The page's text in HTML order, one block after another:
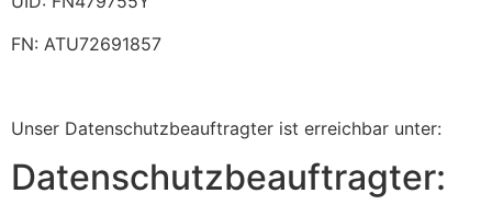
FN: ATU72691857
Unser Datenschutzbeauftragter ist erreichbar unter:
Datenschutzbeauftragter: